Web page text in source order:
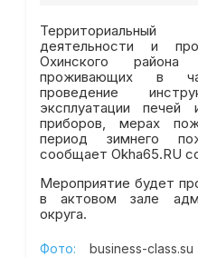
деятельности и
Охинского района
проживающих в
проведение
эксплуатации печей
приборов, мерах
период зимнего
сообщает Okha65.RU
Мероприятие будет
в актовом зале
округа.
Фото: business-class.su